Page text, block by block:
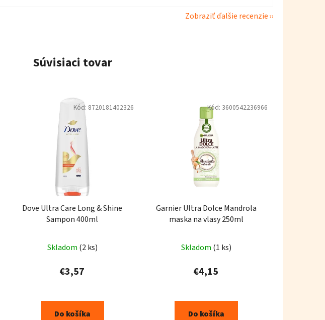
Zobraziť ďalšie recenzie
Súvisiaci tovar
Dove Ultra Care Long & Shine
Sampon 400ml
Skladom (2 ks)
€3,57
Do košíka
Kód: 8720181402326
Garnier Ultra Dolce Mandrola
maska na vlasy 250ml
Skladom (1 ks)
€4,15
Do košíka
Kód: 3600542236966